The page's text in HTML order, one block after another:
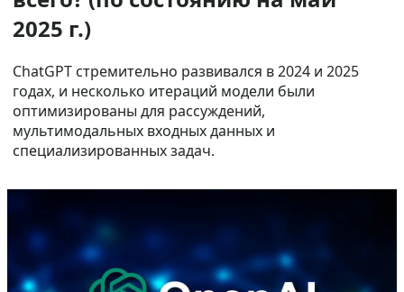
2025 г.)
ChatGPT стремительно развивался в 2024 и 2025
годах, и несколько итераций модели были
оптимизированы для рассуждений,
мультимодальных входных данных и
специализированных задач.